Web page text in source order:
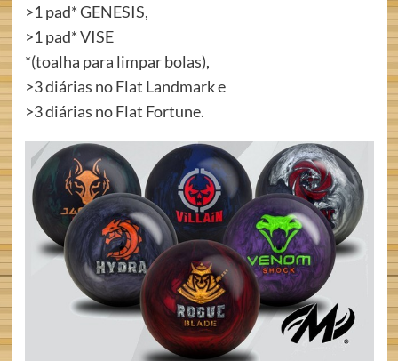
>1 pad* GENESIS,
>1 pad* VISE
*(toalha para limpar bolas),
>3 diárias no Flat Landmark e
>3 diárias no Flat Fortune.